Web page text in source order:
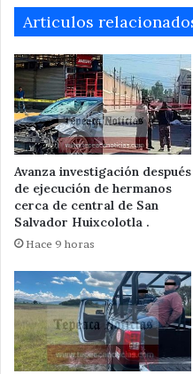
Articulos
Avanza investigación después
de ejecución de hermanos
cerca de central de San
Salvador Huixcolotla .
Hace 9 horas